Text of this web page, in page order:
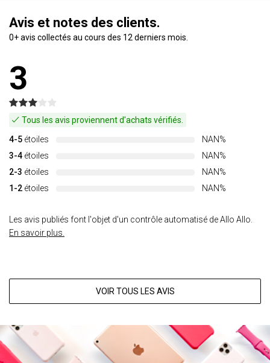
Avis et notes des clients.
0+ avis collectés au cours des 12 derniers mois.
3
Tous les avis proviennent d'achats vérifiés.
4-5 étoiles
NAN%
3-4 étoiles
NAN%
2-3 étoiles
NAN%
1-2 étoiles NAN%
Les avis publiés font l'objet d'un contrôle automatisé de Allo Allo.
En savoir plus.
VOIR TOUS LES AVIS